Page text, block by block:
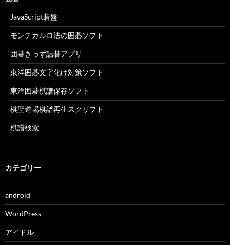
JavaScript碁盤
モンテカルロ法の囲碁ソフト
囲碁きっず詰碁アプリ
東洋囲碁文字化け対策ソフト
東洋囲碁棋譜保存ソフト
棋聖道場棋譜再生スクリプト
棋譜検索
カテゴリー
android
WordPress
アイドル